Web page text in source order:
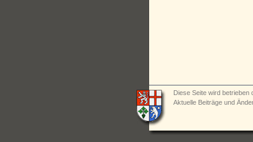
Diese Seite wird betrieben
Aktuelle Beiträge und